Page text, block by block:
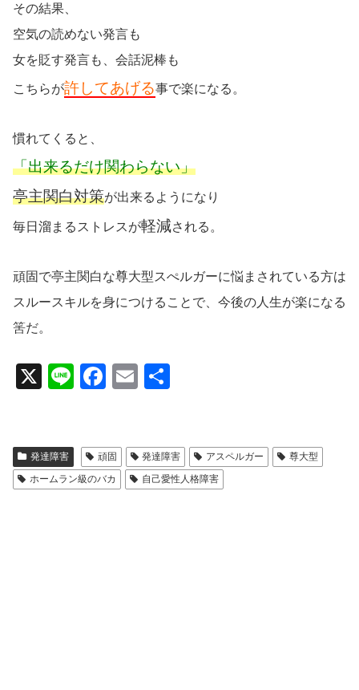
その結果、
空気の読めない発言も
女を貶す発言も、会話泥棒も
こちらが許してあげる事で楽になる。
慣れてくると、
「出来るだけ関わらない」
亭主関白対策が出来るようになり
毎日溜まるストレスが軽減される。
頑固で亭主関白な尊大型スぺルガーに悩まされている方は
スルースキルを身につけることで、今後の人生が楽になる
筈だ。
X
Li
F
e
b
E
発達障害 頑固 発達障害 アスペルガー
尊大型
ホームラン級のバカ
自己愛性人格障害